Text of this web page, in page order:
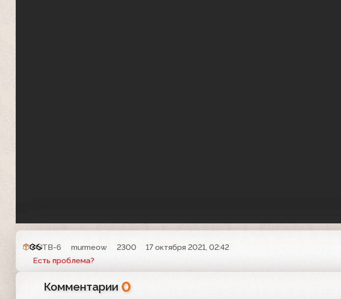
ТВ-6 murmeow 2300
17 октября 2021, 02:42
Есть проблема?
Комментарии 0